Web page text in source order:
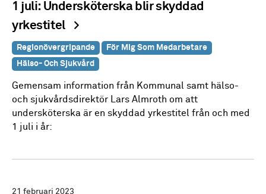
1 juli: Undersköterska blir skyddad
yrkestitel
Regionövergripande
För Mig Som Medarbetare
Hälso- Och Sjukvård
Gemensam information från Kommunal samt hälso-
och sjukvårdsdirektör Lars Almroth om att
undersköterska är en skyddad yrkestitel från och med
1 juli i år:
21 februari 2023